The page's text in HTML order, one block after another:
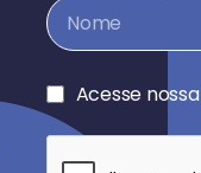
Acesse nossa